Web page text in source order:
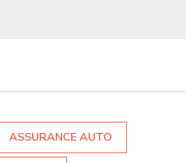
ASSURANCE AUTO